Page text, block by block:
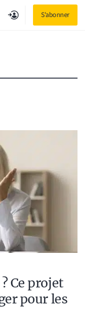
S'abonner
Ce projet
pour les